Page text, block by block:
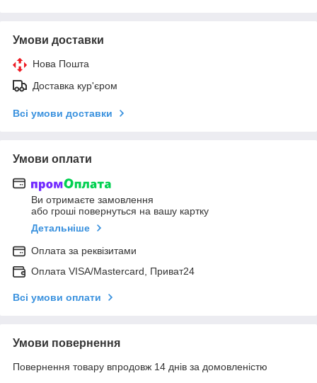
Умови доставки
Нова Пошта
Доставка кур'єром
Всі умови доставки
Умови оплати
Ви отримаєте замовлення
або гроші повернуться на вашу картку
Детальніше
Оплата за реквізитами
Оплата VISA/Mastercard, Приват24
Всі умови оплати
Умови повернення
Повернення товару впродовж 14 днів за домовленістю